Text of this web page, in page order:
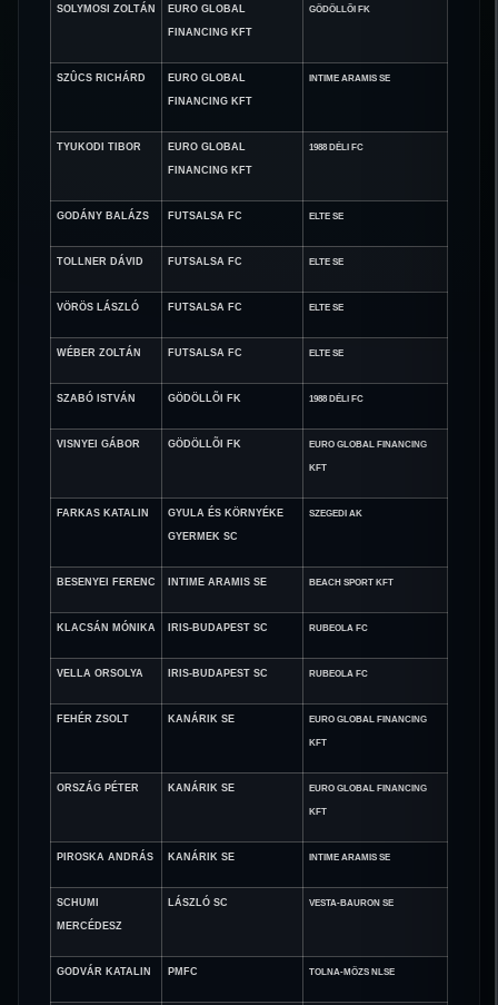
SOLYMOSI ZOLTÁN EURO GLOBAL
FINANCING KFT
GÖDÖLLÕI FK
SZÛCS RICHÁRD EURO GLOBAL
FINANCING KFT
INTIME ARAMIS SE
TYUKODI TIBOR EURO GLOBAL
FINANCING KFT
1988 DÉLI FC
GODÁNY BALÁZS FUTSALSA FC ELTE SE
TOLLNER DÁVID FUTSALSA FC ELTE SE
VÖRÖS LÁSZLÓ FUTSALSA FC ELTE SE
WÉBER ZOLTÁN FUTSALSA FC ELTE SE
SZABÓ ISTVÁN GÖDÖLLÕI FK 1988 DÉLI FC
VISNYEI GÁBOR GÖDÖLLÕI FK EURO GLOBAL FINANCING
KFT
FARKAS KATALIN GYULA ÉS KÖRNYÉKE
GYERMEK SC
SZEGEDI AK
BESENYEI FERENC INTIME ARAMIS SE BEACH SPORT KFT
KLACSÁN MÓNIKA IRIS-BUDAPEST SC RUBEOLA FC
VELLA ORSOLYA IRIS-BUDAPEST SC RUBEOLA FC
FEHÉR ZSOLT KANÁRIK SE EURO GLOBAL FINANCING
KFT
ORSZÁG PÉTER KANÁRIK SE EURO GLOBAL FINANCING
KFT
PIROSKA ANDRÁS KANÁRIK SE INTIME ARAMIS SE
SCHUMI
MERCÉDESZ
LÁSZLÓ SC VESTA-BAURON SE
GODVÁR KATALIN PMFC TOLNA-MÖZS NLSE